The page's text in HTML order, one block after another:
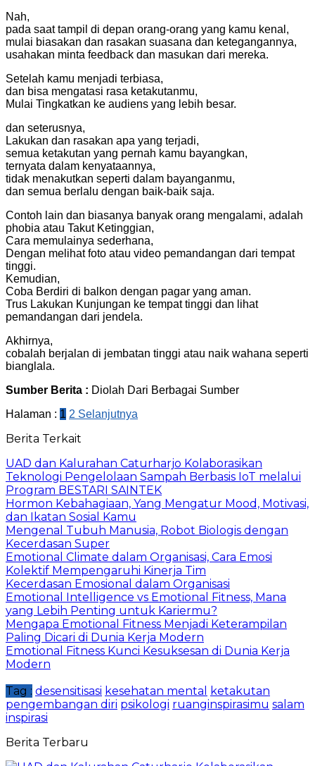
Nah,
pada saat tampil di depan orang-orang yang kamu kenal,
mulai biasakan dan rasakan suasana dan ketegangannya,
usahakan minta feedback dan masukan dari mereka.
Setelah kamu menjadi terbiasa,
dan bisa mengatasi rasa ketakutanmu,
Mulai Tingkatkan ke audiens yang lebih besar.
dan seterusnya,
Lakukan dan rasakan apa yang terjadi,
semua ketakutan yang pernah kamu bayangkan,
ternyata dalam kenyataannya,
tidak menakutkan seperti dalam bayanganmu,
dan semua berlalu dengan baik-baik saja.
Contoh lain dan biasanya banyak orang mengalami, adalah
phobia atau Takut Ketinggian,
Cara memulainya sederhana,
Dengan melihat foto atau video pemandangan dari tempat
tinggi.
Kemudian,
Coba Berdiri di balkon dengan pagar yang aman.
Trus Lakukan Kunjungan ke tempat tinggi dan lihat
pemandangan dari jendela.
Akhirnya,
cobalah berjalan di jembatan tinggi atau naik wahana seperti
bianglala.
Sumber Berita : Diolah Dari Berbagai Sumber
Halaman : 1 2 Selanjutnya
Berita Terkait
UAD dan Kalurahan Caturharjo Kolaborasikan
Teknologi Pengelolaan Sampah Berbasis IoT melalui
Program BESTARI SAINTEK
Hormon Kebahagiaan, Yang Mengatur Mood, Motivasi,
dan Ikatan Sosial Kamu
Mengenal Tubuh Manusia, Robot Biologis dengan
Kecerdasan Super
Emotional Climate dalam Organisasi, Cara Emosi
Kolektif Mempengaruhi Kinerja Tim
Kecerdasan Emosional dalam Organisasi
Emotional Intelligence vs Emotional Fitness, Mana
yang Lebih Penting untuk Kariermu?
Mengapa Emotional Fitness Menjadi Keterampilan
Paling Dicari di Dunia Kerja Modern
Emotional Fitness Kunci Kesuksesan di Dunia Kerja
Modern
Tag : desensitisasi kesehatan mental
ketakutan
pengembangan diri psikologi ruanginspirasimu salam
inspirasi
Berita Terbaru